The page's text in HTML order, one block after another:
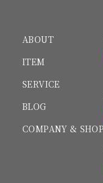
ABOUT
ITEM
SERVICE
BLOG
COMPANY & SHOP